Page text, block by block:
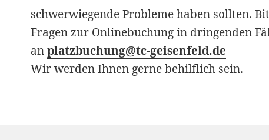
schwerwiegende Probleme haben sollten.
Fragen zur Onlinebuchung in dringenden
anplatzbuchung@tc-geisenfeld.de
Wir werden Ihnen gerne behilflich sein.